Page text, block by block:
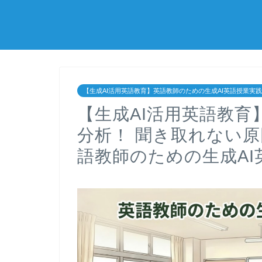
【生成AI活用英語教育】英語教師のための生成AI英語授業実
【生成AI活用英語教
分析！ 聞き取れない
語教師のための生成AI